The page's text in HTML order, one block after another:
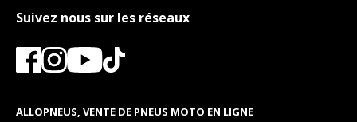
Suivez nous sur les réseaux
ALLOPNEUS, VENTE DE PNEUS MOTO EN LIGNE